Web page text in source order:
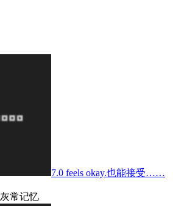
7.0 feels okay.也能接受……
灰常记忆